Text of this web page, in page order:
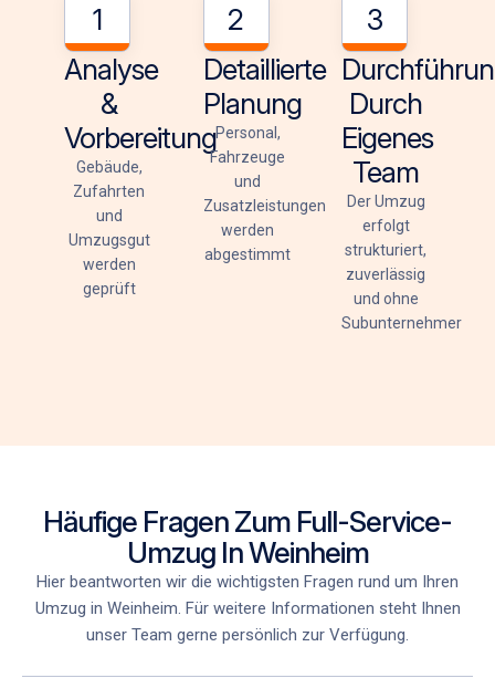
1
Analyse
&
Vorbereitung
Gebäude,
Zufahrten
und
Umzugsgut
werden
geprüft
2
Detaillierte
Planung
Personal,
Fahrzeuge
und
Zusatzleistungen
werden
abgestimmt
3
Durch
Eigenes
Team
Der Umzug
erfolgt
strukturiert,
zuverlässig
und ohne
Subunternehmer
Häufige Fragen Zum Full-Service-
Umzug In Weinheim
Hier beantworten wir die wichtigsten Fragen rund um Ihren
Umzug in Weinheim. Für weitere Informationen steht Ihnen
unser Team gerne persönlich zur Verfügung.